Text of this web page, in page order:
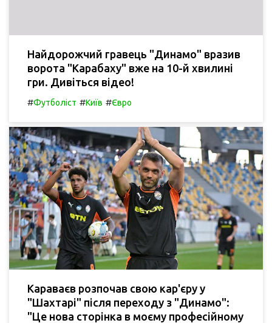
Найдорожчий гравець "Динамо" вразив
ворота "Карабаху" вже на 10-й хвилині
гри. Дивіться відео!
#Футболіст #Київ #Євро
Караваєв розпочав свою кар'єру у
"Шахтарі" після переходу з "Динамо":
"Це нова сторінка в моєму професійному